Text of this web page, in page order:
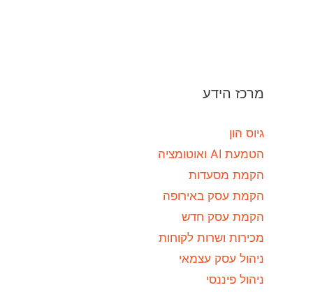
מרכז הידע
גיוס הון
הטמעת AI ואוטומציה
הקמת מסעדות
הקמת עסק באירופה
הקמת עסק חדש
מכירות ושרות לקוחות
ניהול עסק עצמאי
ניהול פיננסי